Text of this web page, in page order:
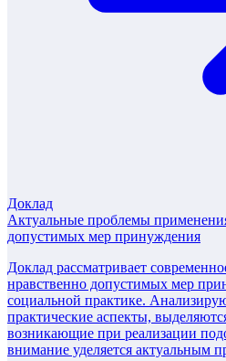
Доклад
Актуальные проблемы
допустимых мер принуждения
Доклад рассматривает
нравственно допустимых мер
социальной практике.
практические аспекты,
возникающие при реализации
внимание уделяется актуальным